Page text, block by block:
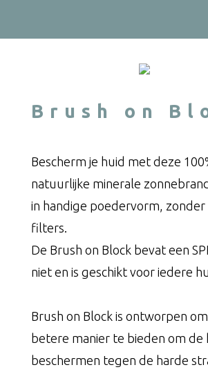
Brush on
Bescherm je huid met deze
natuurlijke minerale
in handige poedervorm, zonder
filters.
De Brush on Block bevat een
niet en is geschikt voor iedere
Brush on Block is ontworpen
betere manier te bieden om de
beschermen tegen de harde